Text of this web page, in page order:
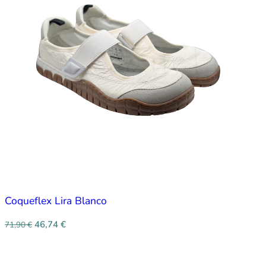
Coqueflex Lira Blanco
71,90€ 46,74 €